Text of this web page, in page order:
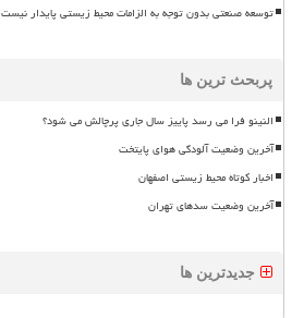
توسعه صنعتی بدون توجه به الزامات محیط زیستی پایدار نیست
پربحث ترین ها
النینو فرا می رسد پاییز سال جاری پرچالش می شود؟
آخرین وضعیت آلودگی هوای پایتخت
اخبار کوتاه محیط زیستی اصفهان
آخرین وضعیت سدهای تهران
جدیدترین ها